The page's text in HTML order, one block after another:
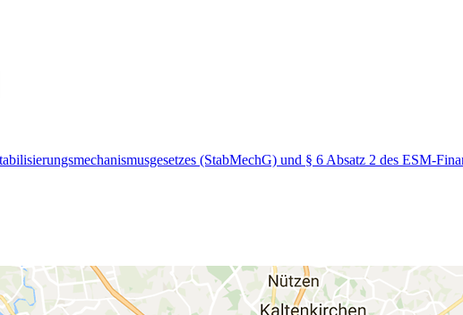
(StabMechG) und § 6 Absatz 2 des ESM-